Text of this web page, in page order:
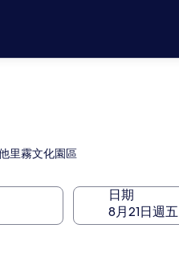
里霧文化園區
日期